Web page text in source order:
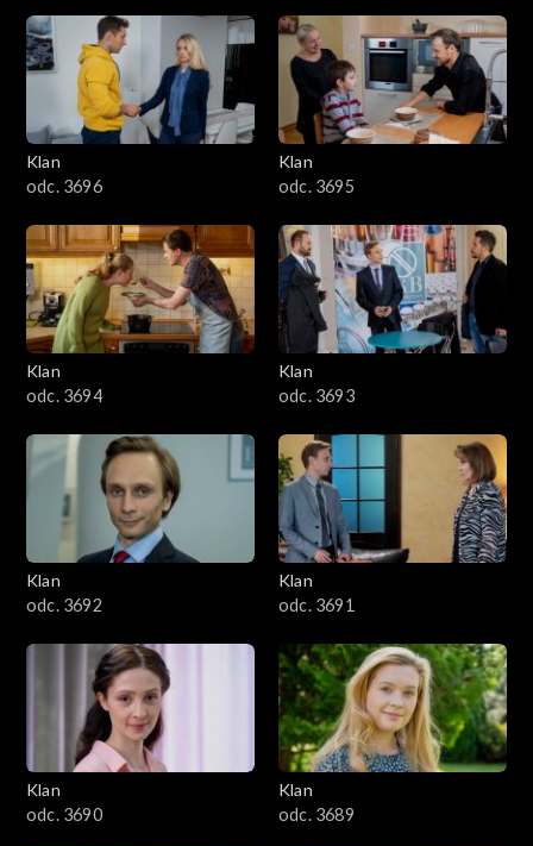
3901–4000
3801–3900
3701–3800
3601–3700
3501–3600
3401–3500
3201–3300
3101–3200
3001–3100
2901–3000
2801–2900
2701–2800
Klan
odc. 3696
Klan
odc. 3695
Klan
odc. 3694
Klan
odc. 3693
Klan
odc. 3692
Klan
odc. 3691
Klan
odc. 3690
Klan
odc. 3689